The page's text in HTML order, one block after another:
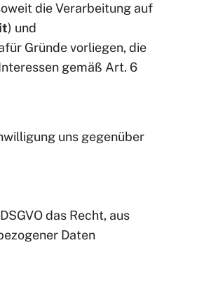
die Verarbeitung auf
) und
Gründe vorliegen, die
gemäß Art. 6
uns gegenüber
das Recht, aus
Daten